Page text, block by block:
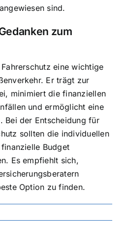
sind.
zum
eine wichtige
Er trägt zur
minimiert die finanziellen
und ermöglicht eine
Bei der Entscheidung für
sollten die individuellen
Budget
Es empfiehlt sich,
Option zu finden.